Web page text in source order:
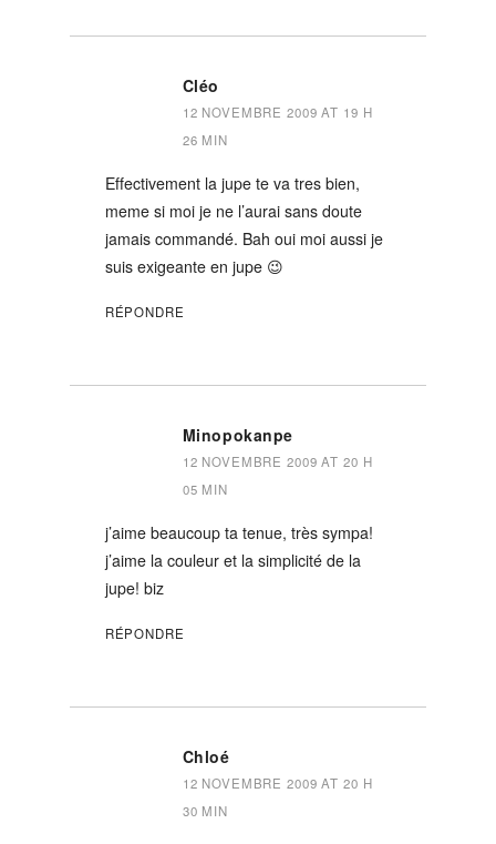
Cléo
12 NOVEMBRE 2009 AT 19 H
26 MIN
Effectivement la jupe te va tres bien,
meme si moi je ne l’aurai sans doute
jamais commandé. Bah oui moi aussi je
suis exigeante en jupe 😉
RÉPONDRE
Minopokanpe
12 NOVEMBRE 2009 AT 20 H
05 MIN
j’aime beaucoup ta tenue, très sympa!
j’aime la couleur et la simplicité de la
jupe! biz
RÉPONDRE
Chloé
12 NOVEMBRE 2009 AT 20 H
30 MIN